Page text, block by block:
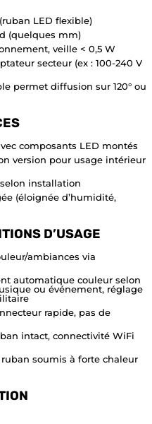
LED flexible)
(quelques mm)
veille < 0,5 W
secteur (ex : 100-240 V
permet diffusion sur 120° ou
composants LED montés
version pour usage intérieur
installation
(éloignée d’humidité,
D’USAGE
ambiances via
automatique couleur selon
ou événement, réglage
rapide, pas de
intact, connectivité WiFi
soumis à forte chaleur